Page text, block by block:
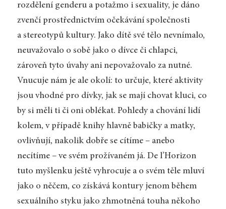
rozdělení genderu a potažmo i sexuality, je dáno
zvenčí prostřednictvím očekávání společnosti
a stereotypů kultury. Jako dítě své tělo nevnímalo,
neuvažovalo o sobě jako o dívce či chlapci,
zároveň tyto úvahy ani nepovažovalo za nutné.
Vnucuje nám je ale okolí: to určuje, které aktivity
jsou vhodné pro dívky, jak se mají chovat kluci, co
by si měli ti či oni oblékat. Pohledy a chování lidí
kolem, v případě knihy hlavně babičky a matky,
ovlivňují, nakolik dobře se cítíme – anebo
necítíme – ve svém prožívaném já. De l’Horizon
tuto myšlenku ještě vyhrocuje a o svém těle mluví
jako o něčem, co získává kontury jenom během
sexuálního styku jako zhmotněná touha někoho